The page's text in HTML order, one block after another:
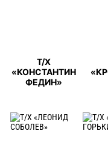
Т/Х
«КОНСТАНТИН
ФЕДИН»